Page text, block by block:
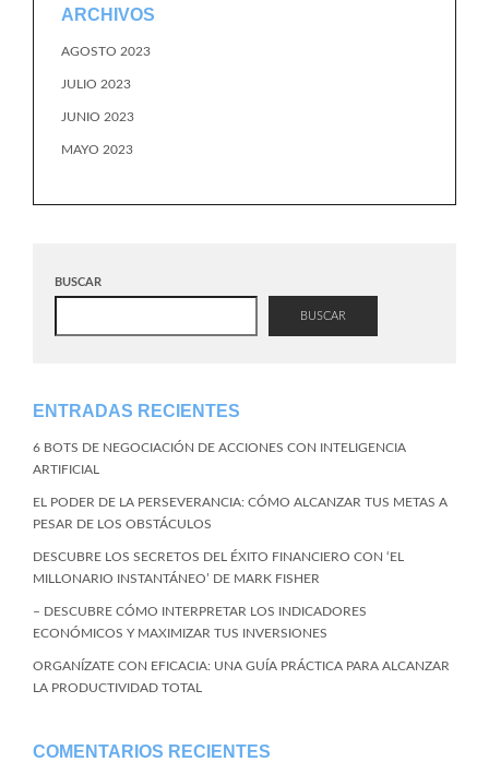
ARCHIVOS
AGOSTO 2023
JULIO 2023
JUNIO 2023
MAYO 2023
BUSCAR
BUSCAR
ENTRADAS RECIENTES
6 BOTS DE NEGOCIACIÓN DE ACCIONES CON INTELIGENCIA
ARTIFICIAL
EL PODER DE LA PERSEVERANCIA: CÓMO ALCANZAR TUS METAS A
PESAR DE LOS OBSTÁCULOS
DESCUBRE LOS SECRETOS DEL ÉXITO FINANCIERO CON ‘EL
MILLONARIO INSTANTÁNEO’ DE MARK FISHER
– DESCUBRE CÓMO INTERPRETAR LOS INDICADORES
ECONÓMICOS Y MAXIMIZAR TUS INVERSIONES
ORGANÍZATE CON EFICACIA: UNA GUÍA PRÁCTICA PARA ALCANZAR
LA PRODUCTIVIDAD TOTAL
COMENTARIOS RECIENTES